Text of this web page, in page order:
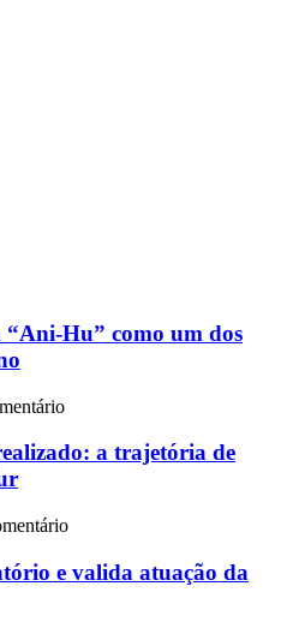
“Ani-Hu” como um dos
a trajetória de
e valida atuação da